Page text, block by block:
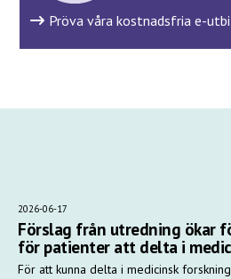
Pröva våra kostnadsfria e-
2026-06-17
Förslag från utredning ökar
för patienter att delta i
För att kunna delta i medicinsk